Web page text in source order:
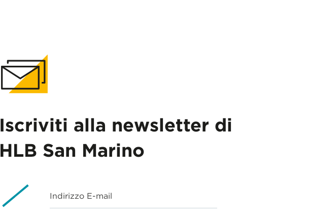
Iscriviti alla newsletter di
HLB San Marino
Indirizzo E-mail